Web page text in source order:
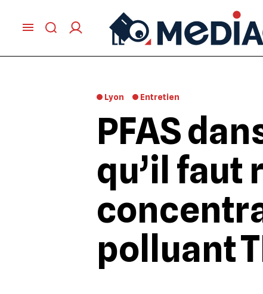
Lyon Entretien
PFAS
qu’il faut
polluant